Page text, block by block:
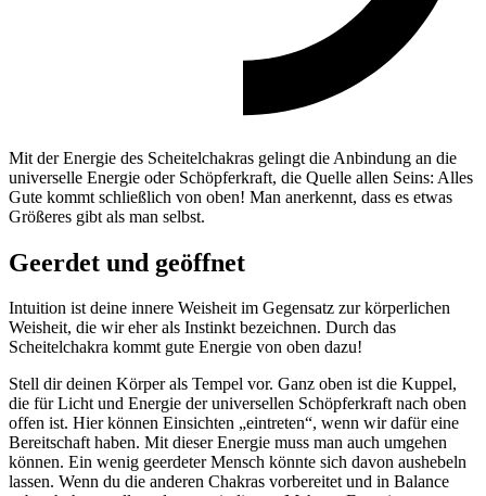
Mit der Energie des Scheitelchakras gelingt die Anbindung an die
universelle Energie oder Schöpferkraft, die Quelle allen Seins: Alles
Gute kommt schließlich von oben! Man anerkennt, dass es etwas
Größeres gibt als man selbst.
Geerdet und geöffnet
Intuition ist deine innere Weisheit im Gegensatz zur körperlichen
Weisheit, die wir eher als Instinkt bezeichnen. Durch das
Scheitelchakra kommt gute Energie von oben dazu!
Stell dir deinen Körper als Tempel vor. Ganz oben ist die Kuppel,
die für Licht und Energie der universellen Schöpferkraft nach oben
offen ist. Hier können Einsichten „eintreten“, wenn wir dafür eine
Bereitschaft haben. Mit dieser Energie muss man auch umgehen
können. Ein wenig geerdeter Mensch könnte sich davon aushebeln
lassen. Wenn du die anderen Chakras vorbereitet und in Balance